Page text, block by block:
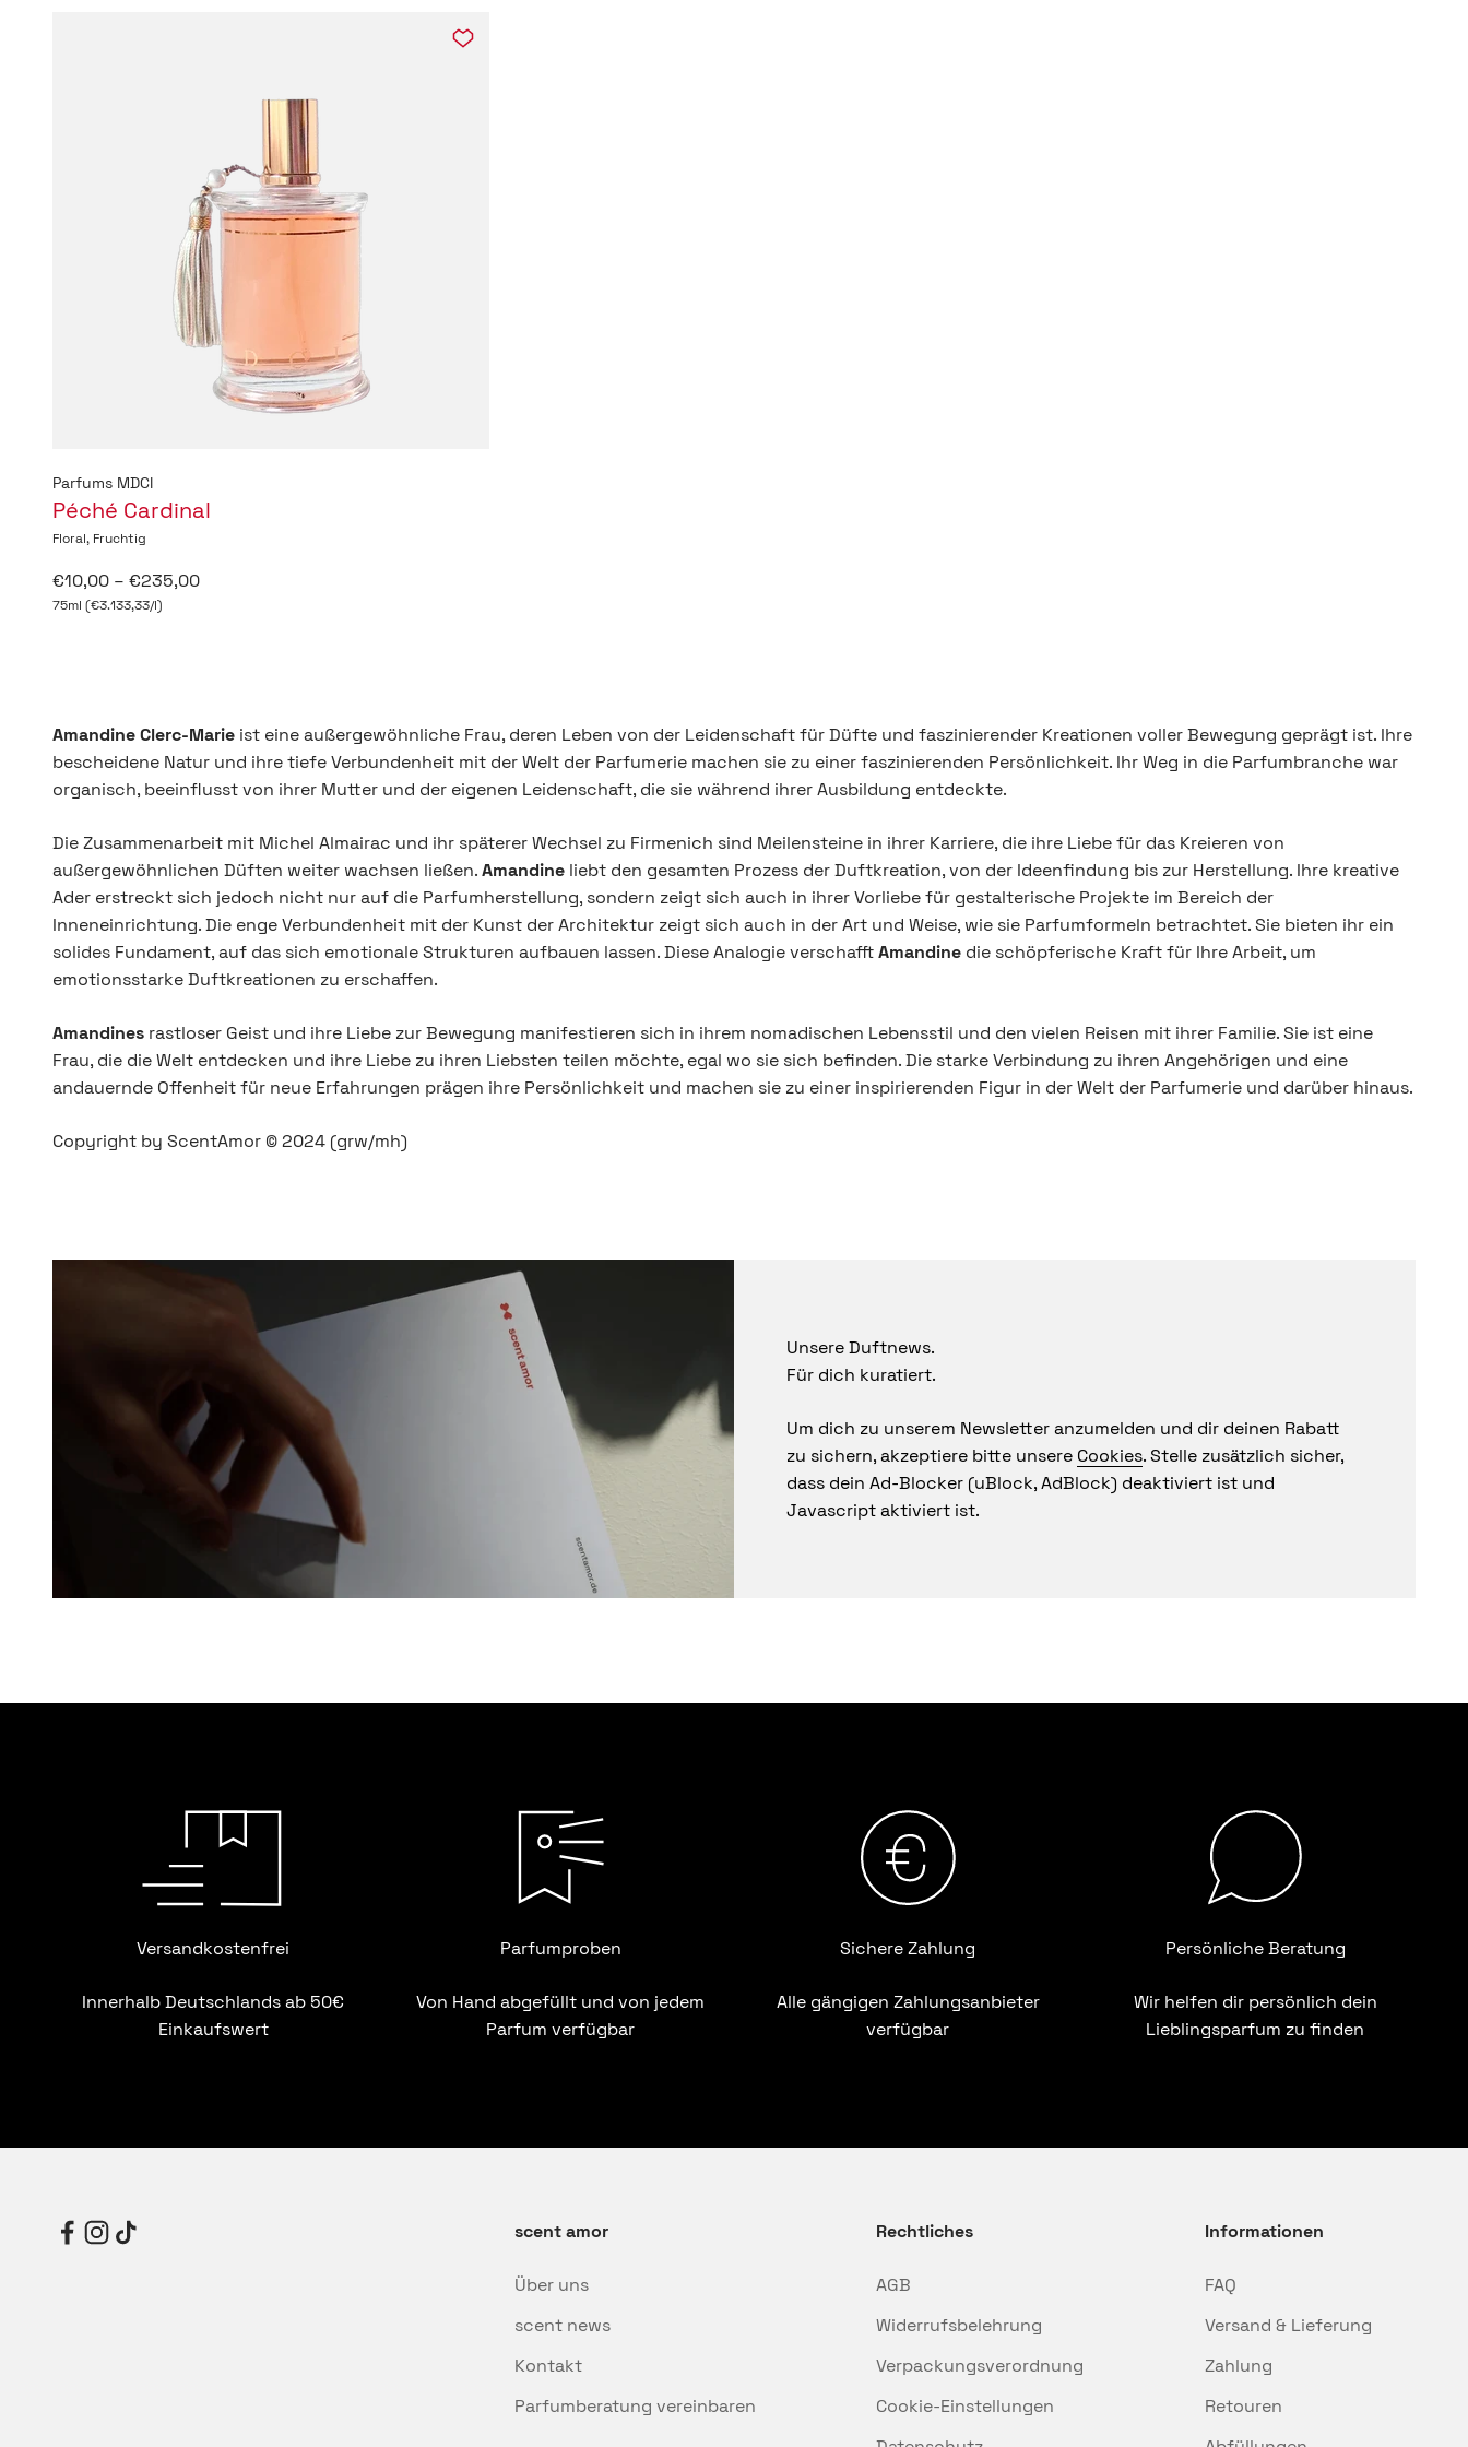
Parfums MDCI
Péché Cardinal
Floral, Fruchtig
Angebot
€10,00 – €235,00
75ml (€3.133,33/l)
Amandine Clerc-Marie ist eine außergewöhnliche Frau, deren Leben von der Leidenschaft für Düfte und faszinierender Kreationen voller Bewegung geprägt ist. Ihre
bescheidene Natur und ihre tiefe Verbundenheit mit der Welt der Parfumerie machen sie zu einer faszinierenden Persönlichkeit. Ihr Weg in die Parfumbranche war
organisch, beeinflusst von ihrer Mutter und der eigenen Leidenschaft, die sie während ihrer Ausbildung entdeckte.
Die Zusammenarbeit mit Michel Almairac und ihr späterer Wechsel zu Firmenich sind Meilensteine in ihrer Karriere, die ihre Liebe für das Kreieren von
außergewöhnlichen Düften weiter wachsen ließen.Amandine liebt den gesamten Prozess der Duftkreation, von der Ideenfindung bis zur Herstellung. Ihre kreative
Ader erstreckt sich jedoch nicht nur auf die Parfumherstellung, sondern zeigt sich auch in ihrer Vorliebe für gestalterische Projekte im Bereich der
Inneneinrichtung. Die enge Verbundenheit mit der Kunst der Architektur zeigt sich auch in der Art und Weise, wie sie Parfumformeln betrachtet. Sie bieten ihr ein
solides Fundament, auf das sich emotionale Strukturen aufbauen lassen. Diese Analogie verschafftAmandine die schöpferische Kraft für Ihre Arbeit, um
emotionsstarke Duftkreationen zu erschaffen.
Amandines rastloser Geist und ihre Liebe zur Bewegung manifestieren sich in ihrem nomadischen Lebensstil und den vielen Reisen mit ihrer Familie. Sie ist eine
Frau, die die Welt entdecken und ihre Liebe zu ihren Liebsten teilen möchte, egal wo sie sich befinden. Die starke Verbindung zu ihren Angehörigen und eine
andauernde Offenheit für neue Erfahrungen prägen ihre Persönlichkeit und machen sie zu einer inspirierenden Figur in der Welt der Parfumerie und darüber hinaus.
Copyright by ScentAmor © 2024 (grw/mh)
Unsere Duftnews.
Für dich kuratiert.
Um dich zu unserem Newsletter anzumelden und dir deinen Rabatt
zu sichern, akzeptiere bitte unsere Cookies. Stelle zusätzlich sicher,
dass dein Ad-Blocker (uBlock, AdBlock) deaktiviert ist und
Javascript aktiviert ist.
Versandkostenfrei
Innerhalb Deutschlands ab 50€
Einkaufswert
Parfumproben
Von Hand abgefüllt und von jedem
Parfum verfügbar
Sichere Zahlung
Alle gängigen Zahlungsanbieter
verfügbar
Persönliche Beratung
Wir helfen dir persönlich dein
Lieblingsparfum zu finden
scent amor
Über uns
scent news
Kontakt
Parfumberatung vereinbaren
Rechtliches
AGB
Widerrufsbelehrung
Verpackungsverordnung
Cookie-Einstellungen
Informationen
FAQ
Versand & Lieferung
Zahlung
Retouren